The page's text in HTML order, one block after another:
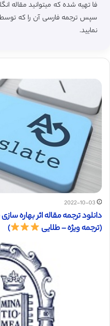
فا تهیه شده که میتوانید مقاله
سپس ترجمه فارسی آن را که
نمایید.
2022-10-03
(ترجمه ویژه – طلایی
)